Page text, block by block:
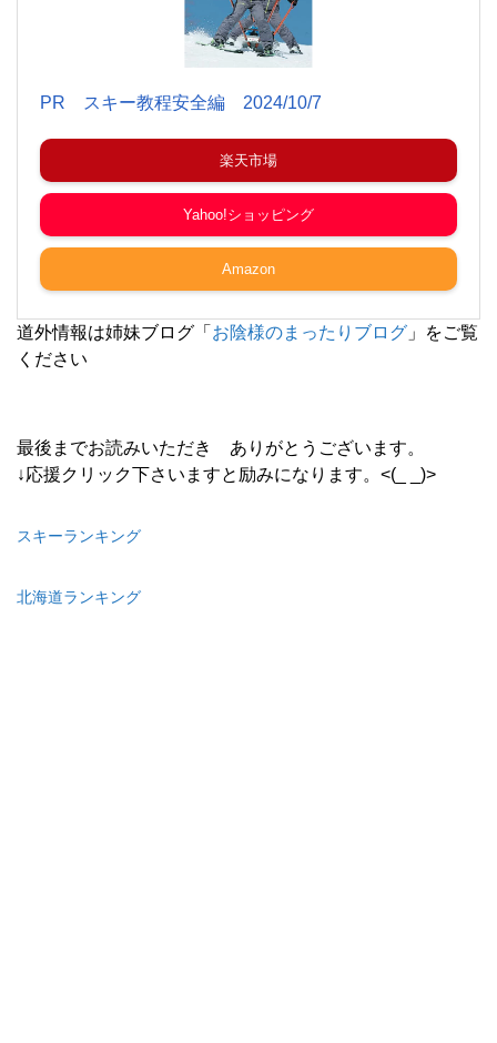
PR スキー教程安全編 2024/10/7
楽天市場
Yahoo!ショッピング
Amazon
道外情報は姉妹ブログ「 お陰様のまったりブログ 」をご覧
ください
最後までお読みいただき ありがとうございます。
↓応援クリック下さいますと励みになります。<(_ _)>
スキーランキング
北海道ランキング